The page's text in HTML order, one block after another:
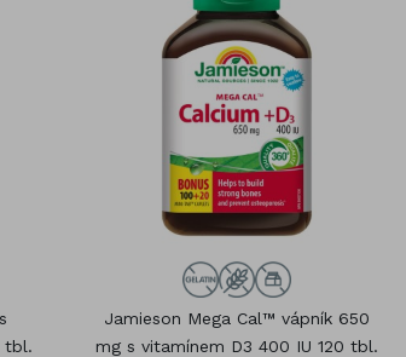
tbl.
Jamieson Mega Cal™ vápník 650
mg s vitamínem D3 400 IU 120 tbl.